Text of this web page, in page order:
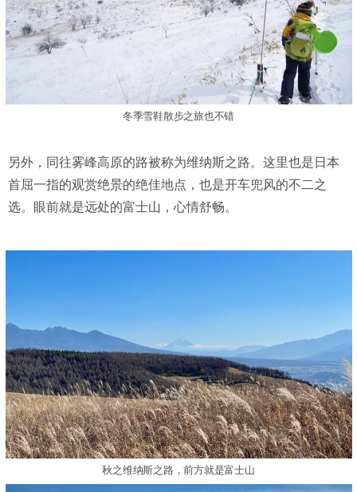
冬季雪鞋散步之旅也不错
另外，同往雾峰高原的路被称为维纳斯之路。这里也是日本
首屈一指的观赏绝景的绝佳地点，也是开车兜风的不二之
选。眼前就是远处的富士山，心情舒畅。
秋之维纳斯之路，前方就是富士山